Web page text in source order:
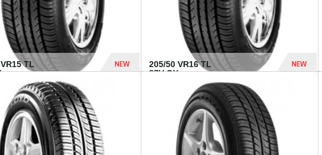
TL
NEW
205/50 VR16 TL
87V GY...
NEW